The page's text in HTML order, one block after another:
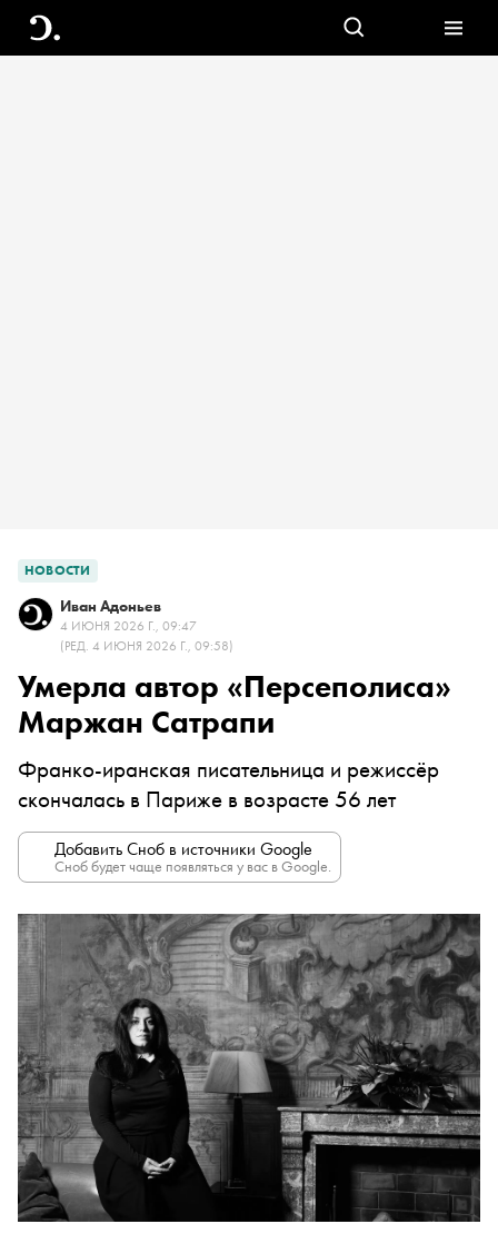
НОВОСТИ
Иван Адоньев
4 ИЮНЯ 2026 Г., 09:47
(РЕД. 4 ИЮНЯ 2026 Г., 09:58)
Умерла автор «Персеполиса»
Маржан Сатрапи
Франко-иранская писательница и режиссёр
скончалась в Париже в возрасте 56 лет
Добавить Сноб в источники Google
Сноб будет чаще появляться у вас в Google.